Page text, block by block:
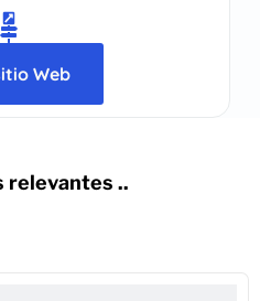
Web
relevantes ..